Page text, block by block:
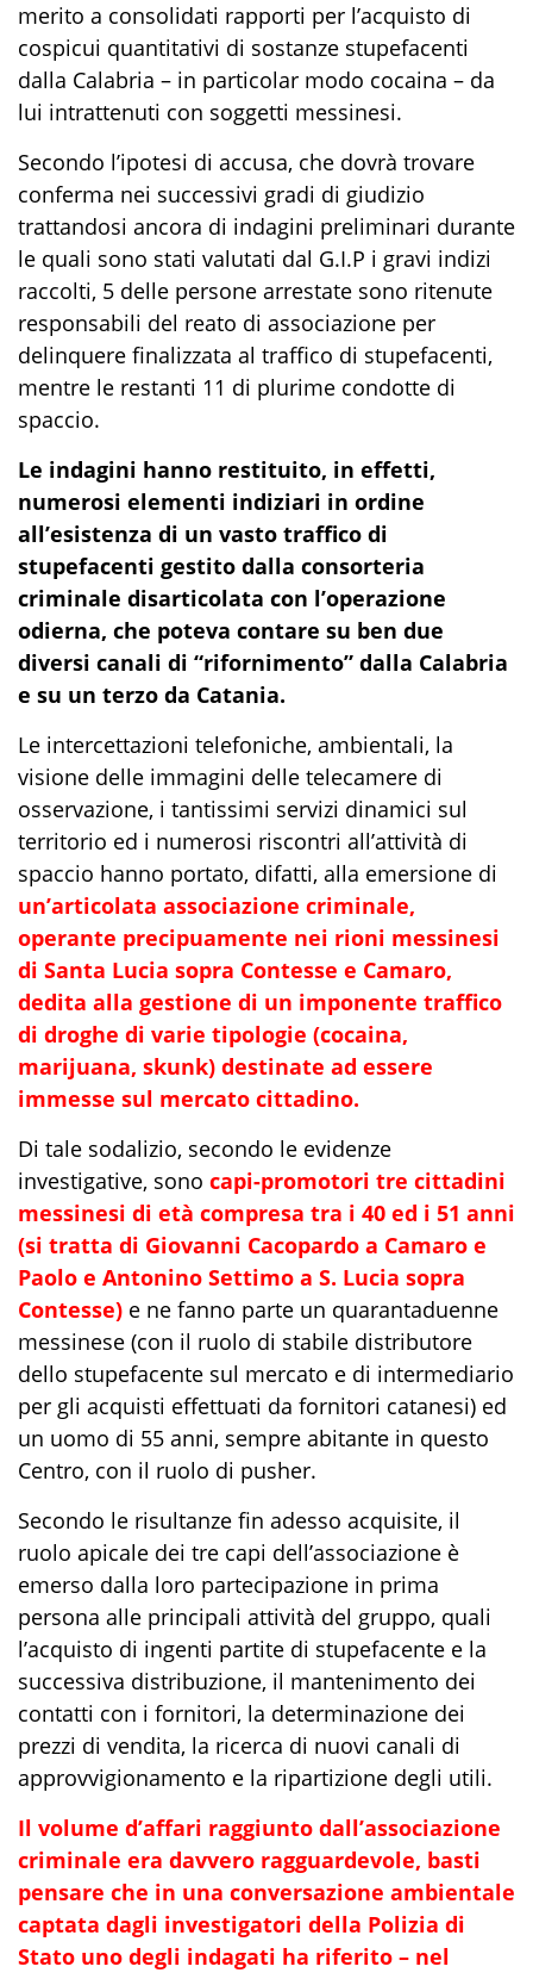
merito a consolidati rapporti per l’acquisto di
cospicui quantitativi di sostanze stupefacenti
dalla Calabria – in particolar modo cocaina – da
lui intrattenuti con soggetti messinesi.
Secondo l’ipotesi di accusa, che dovrà trovare
conferma nei successivi gradi di giudizio
trattandosi ancora di indagini preliminari durante
le quali sono stati valutati dal G.I.P i gravi indizi
raccolti, 5 delle persone arrestate sono ritenute
responsabili del reato di associazione per
delinquere finalizzata al traffico di stupefacenti,
mentre le restanti 11 di plurime condotte di
spaccio.
Le indagini hanno restituito, in effetti,
numerosi elementi indiziari in ordine
all’esistenza di un vasto traffico di
stupefacenti gestito dalla consorteria
criminale disarticolata con l’operazione
odierna, che poteva contare su ben due
diversi canali di “rifornimento” dalla Calabria
e su un terzo da Catania.
Le intercettazioni telefoniche, ambientali, la
visione delle immagini delle telecamere di
osservazione, i tantissimi servizi dinamici sul
territorio ed i numerosi riscontri all’attività di
spaccio hanno portato, difatti, alla emersione di
un’articolata associazione criminale,
operante precipuamente nei rioni messinesi
di Santa Lucia sopra Contesse e Camaro,
dedita alla gestione di un imponente traffico
di droghe di varie tipologie (cocaina,
marijuana, skunk) destinate ad essere
immesse sul mercato cittadino.
Di tale sodalizio, secondo le evidenze
investigative, sono capi-promotori tre cittadini
messinesi di età compresa tra i 40 ed i 51 anni
(si tratta di Giovanni Cacopardo a Camaro e
Paolo e Antonino Settimo a S. Lucia sopra
Contesse) e ne fanno parte un quarantaduenne
messinese (con il ruolo di stabile distributore
dello stupefacente sul mercato e di intermediario
per gli acquisti effettuati da fornitori catanesi) ed
un uomo di 55 anni, sempre abitante in questo
Centro, con il ruolo di pusher.
Secondo le risultanze fin adesso acquisite, il
ruolo apicale dei tre capi dell’associazione è
emerso dalla loro partecipazione in prima
persona alle principali attività del gruppo, quali
l’acquisto di ingenti partite di stupefacente e la
successiva distribuzione, il mantenimento dei
contatti con i fornitori, la determinazione dei
prezzi di vendita, la ricerca di nuovi canali di
approvvigionamento e la ripartizione degli utili.
Il volume d’affari raggiunto dall’associazione
criminale era davvero ragguardevole, basti
pensare che in una conversazione ambientale
captata dagli investigatori della Polizia di
Stato uno degli indagati ha riferito – nel